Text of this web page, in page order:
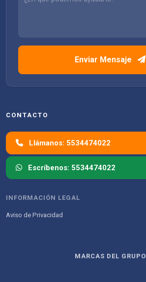
Enviar Mensaje
CONTACTO
Llámanos: 5534474022
Escríbenos: 5534474022
INFORMACIÓN LEGAL
Aviso de Privacidad
MARCAS DEL GRUPO